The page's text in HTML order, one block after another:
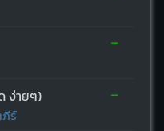
-
ง่ายๆ)
ร์
-